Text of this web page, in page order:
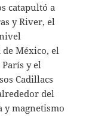
catapultó a
y River, el
México, el
y el
Cadillacs
del
y magnetismo